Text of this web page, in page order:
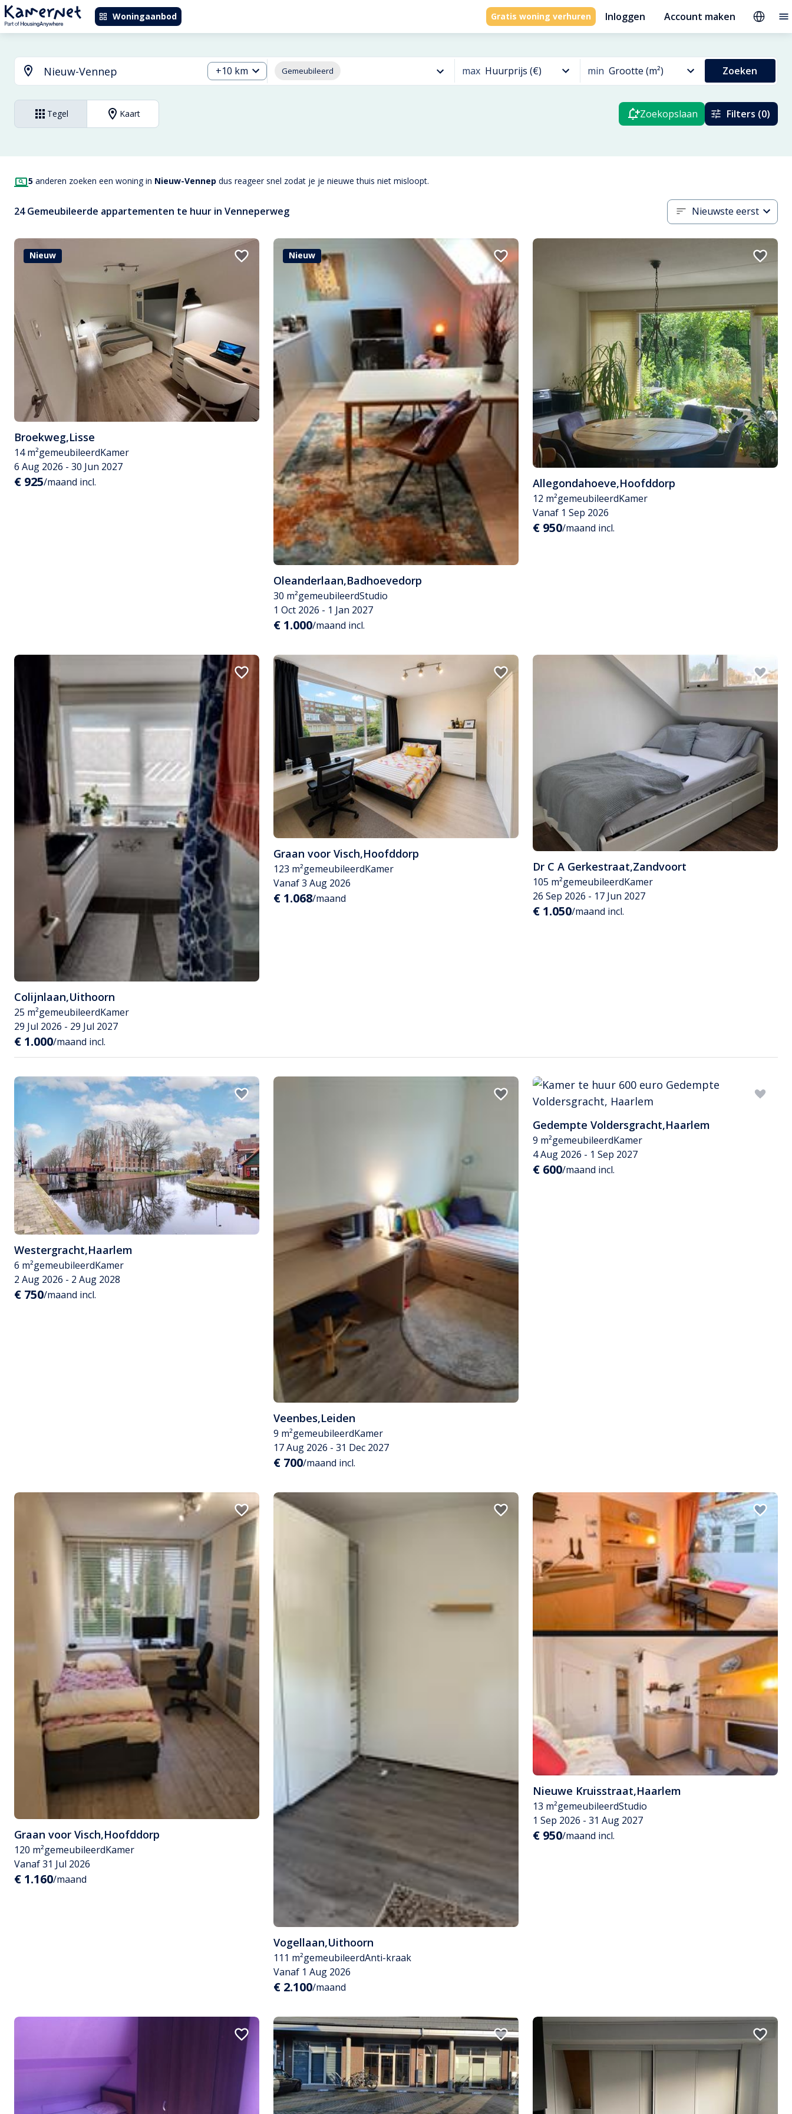
Woningaanbod Gratis woning verhuren Inloggen Account maken
+10 km Gemeubileerd max Huurprijs (€) min Grootte (m²) Zoeken
Tegel Kaart Zoekopslaan Filters (0)
5 anderen zoeken een woning in Nieuw-Vennep dus reageer snel zodat je je nieuwe thuis niet misloopt.
24 Gemeubileerde appartementen te huur in Venneperweg Nieuwste eerst
Nieuw
Broekweg,Lisse
14 m²gemeubileerdKamer
6 Aug 2026 - 30 Jun 2027
€ 925/maand incl.
Nieuw
Oleanderlaan,Badhoevedorp
30 m²gemeubileerdStudio
1 Oct 2026 - 1 Jan 2027
€ 1.000/maand incl.
Allegondahoeve,Hoofddorp
12 m²gemeubileerdKamer
Vanaf 1 Sep 2026
€ 950/maand incl.
Colijnlaan,Uithoorn
25 m²gemeubileerdKamer
29 Jul 2026 - 29 Jul 2027
€ 1.000/maand incl.
Graan voor Visch,Hoofddorp
123 m²gemeubileerdKamer
Vanaf 3 Aug 2026
€ 1.068/maand
Dr C A Gerkestraat,Zandvoort
105 m²gemeubileerdKamer
26 Sep 2026 - 17 Jun 2027
€ 1.050/maand incl.
Westergracht,Haarlem
6 m²gemeubileerdKamer
2 Aug 2026 - 2 Aug 2028
€ 750/maand incl.
Veenbes,Leiden
9 m²gemeubileerdKamer
17 Aug 2026 - 31 Dec 2027
€ 700/maand incl.
Gedempte Voldersgracht,Haarlem
9 m²gemeubileerdKamer
4 Aug 2026 - 1 Sep 2027
€ 600/maand incl.
Graan voor Visch,Hoofddorp
120 m²gemeubileerdKamer
Vanaf 31 Jul 2026
€ 1.160/maand
Vogellaan,Uithoorn
111 m²gemeubileerdAnti-kraak
Vanaf 1 Aug 2026
€ 2.100/maand
Nieuwe Kruisstraat,Haarlem
13 m²gemeubileerdStudio
1 Sep 2026 - 31 Aug 2027
€ 950/maand incl.